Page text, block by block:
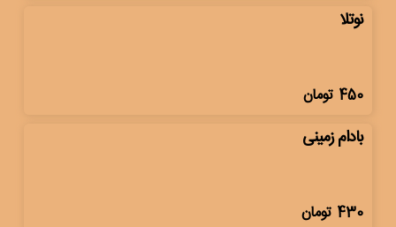
نوتلا
450 تومان
بادام زمینی
430 تومان